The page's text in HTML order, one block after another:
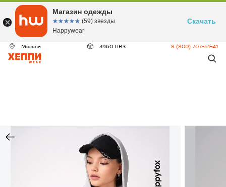
Москва 3960 ПВЗ 8 (800) 707-51-41
Магазин одежды
☆☆☆☆☆
★★★★★ (59) звезды
Happywear
Скачать